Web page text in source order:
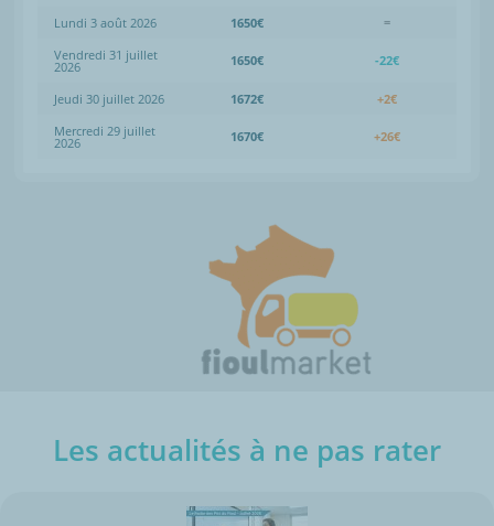
Lundi 3 août 2026
1650€
=
Vendredi 31 juillet
2026 1650€ -22€
Jeudi 30 juillet 2026 1672€
+2€
Mercredi 29 juillet
2026 1670€ +26€
Les actualités à ne pas rater